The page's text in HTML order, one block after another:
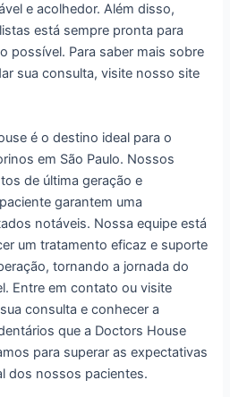
e acolhedor. Além disso,
está sempre pronta para
possível. Para saber mais sobre
sua consulta, visite nosso site
é o destino ideal para o
em São Paulo. Nossos
de última geração e
garantem uma
notáveis. Nossa equipe está
um tratamento eficaz e suporte
tornando a jornada do
Entre em contato ou visite
consulta e conhecer a
que a Doctors House
para superar as expectativas
dos nossos pacientes.